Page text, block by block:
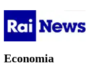
Economia